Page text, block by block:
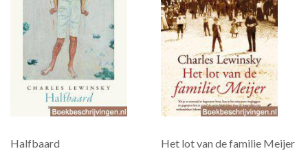
Halfbaard Het lot van de familie Meijer